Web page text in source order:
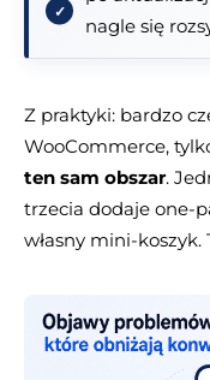
nagle się
Z praktyki: bardzo
WooCommerce,
ten sam obszar.
trzecia dodaje one-
własny mini-